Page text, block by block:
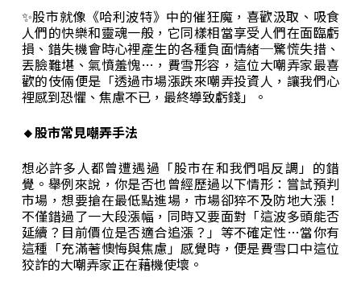
✨股市就像《哈利波特》中的催狂魔，喜歡汲取、吸食
人們的快樂和靈魂一般，它同樣相當享受人們在面臨虧
損、錯失機會時心裡產生的各種負面情緒─驚慌失措、
丟臉難堪、氣憤羞愧…，費雪形容，這位大嘲弄家最喜
歡的伎倆便是「透過市場漲跌來嘲弄投資人，讓我們心
裡感到恐懼、焦慮不已，最終導致虧錢」。
🔸股市常見嘲弄手法
想必許多人都曾遭遇過「股市在和我們唱反調」的錯
覺。舉例來說，你是否也曾經歷過以下情形：嘗試預判
市場，想要搶在最低點進場，市場卻猝不及防地大漲！
不僅錯過了一大段漲幅，同時又要面對「這波多頭能否
延續？目前價位是否適合追漲？」等不確定性…當你有
這種「充滿著懊悔與焦慮」感覺時，便是費雪口中這位
狡詐的大嘲弄家正在藉機使壞。